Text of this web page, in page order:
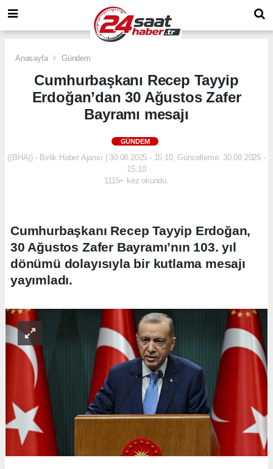
Anasayfa Gündem
Cumhurbaşkanı Recep Tayyip
Erdoğan’dan 30 Ağustos Zafer
Bayramı mesajı
GÜNDEM
((BHA)) - Birlik Haber Ajansı | 30.08.2025 - 15:10, Güncelleme: 30.08.2025 -
15:10
1115+ kez okundu.
Cumhurbaşkanı Recep Tayyip Erdoğan,
30 Ağustos Zafer Bayramı’nın 103. yıl
dönümü dolayısıyla bir kutlama mesajı
yayımladı.